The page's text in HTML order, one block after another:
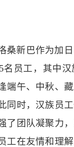
桑新巴作为加
名员工，其中
端午、中秋、
时，汉族员工
了团队凝聚力
工在友情和理